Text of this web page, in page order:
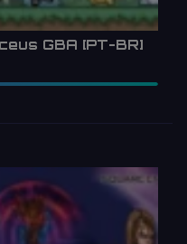
GBA [PT-BR]